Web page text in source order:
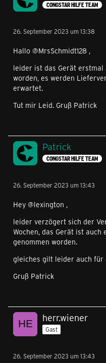
CONGSTAR HILFE TEAM
26. September 2023 um 13:38
Hallo @MrsSchmidt128 ,
leider ist das Gerät erstmal
worden, es werden
erwartet.
Tut mir Leid. Gruß Patrick
Patrick
CONGSTAR HILFE TEAM
26. September 2023 um 13:43
Hey @lexington ,
leider verzögert sich der
Wochen, das Gerät ist
genommen worden.
gleiches gilt leider auch für
Gruß Patrick
herr.wiener
Gast
26. September 2023 um 13:43